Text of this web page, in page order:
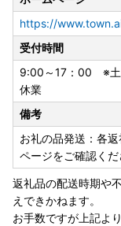
https://
受付時間
9:00～17：00 ※土
休業
備考
お礼の品発送：各
ページをご確認くだ
返礼品の配送時期や
えできかねます。
お手数ですが上記よ